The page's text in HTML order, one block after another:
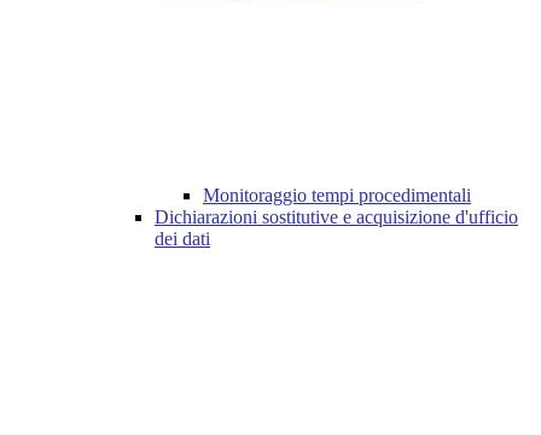
Monitoraggio tempi procedimentali
Dichiarazioni sostitutive e acquisizione d'ufficio
dei dati